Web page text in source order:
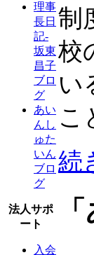
理事
長日
記-
坂東
昌子
ブロ
グ
あい
んし
ゅた
いん
ブロ
グ
法人サポ
ート
入会
制
校
い
こ
続